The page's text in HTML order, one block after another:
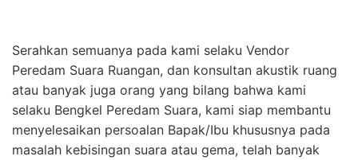
Serahkan semuanya pada kami selaku Vendor
Peredam Suara Ruangan, dan konsultan akustik ruang
atau banyak juga orang yang bilang bahwa kami
selaku Bengkel Peredam Suara, kami siap membantu
menyelesaikan persoalan Bapak/Ibu khususnya pada
masalah kebisingan suara atau gema, telah banyak